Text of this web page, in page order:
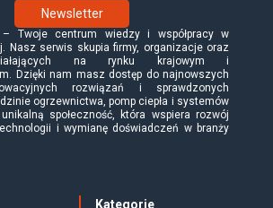
Newsletter
– Twoje centrum wiedzy i współpracy w
Nasz serwis skupia firmy, organizacje oraz
na rynku krajowym i
Dzięki nam masz dostęp do najnowszych
rozwiązań i sprawdzonych
ogrzewnictwa, pomp ciepła i systemów
społeczność, która wspiera rozwój
i wymianę doświadczeń w branży
Kategorie